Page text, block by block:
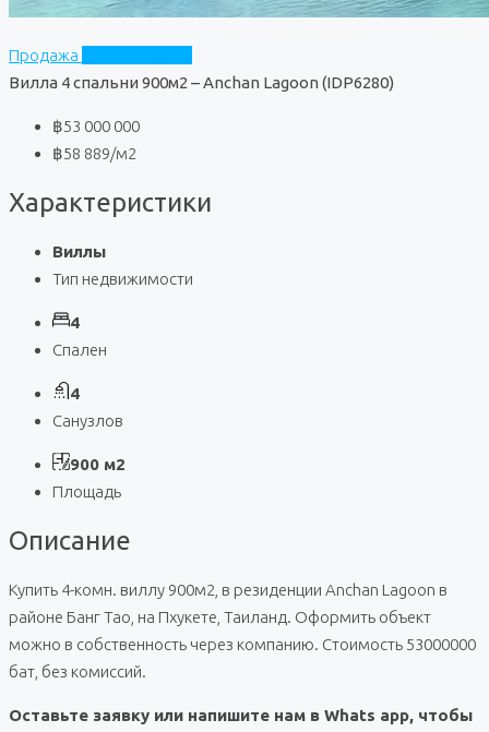
Продажа
Вилла 4 спальни 900м2 – Anchan Lagoon (IDP6280)
฿53 000 000
฿58 889/м2
Характеристики
Виллы
Тип недвижимости
4
Спален
4
Санузлов
900 м2
Площадь
Описание
Купить 4-комн. виллу 900м2, в резиденции Anchan Lagoon в
районе Банг Тао, на Пхукете, Таиланд. Оформить объект
можно в собственность через компанию. Стоимость 53000000
бат, без комиссий.
Оставьте заявку или напишите нам в Whats app, чтобы